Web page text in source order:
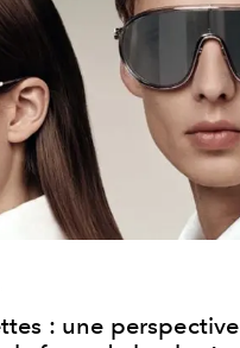
: une perspective